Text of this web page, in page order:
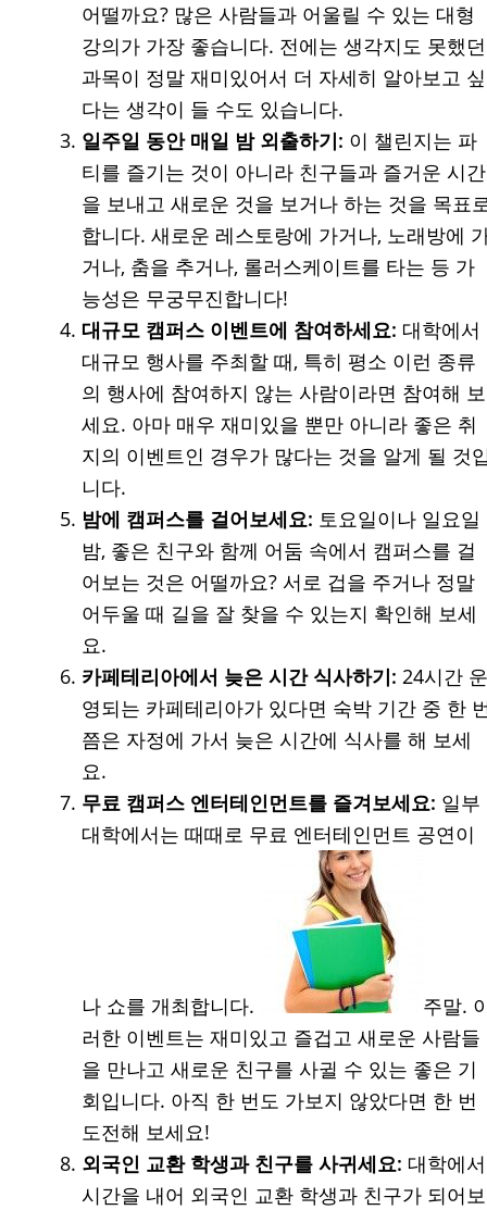
어떨까요? 많은 사람들과 어울릴 수 있는 대형
강의가 가장 좋습니다. 전에는 생각지도 못했던
과목이 정말 재미있어서 더 자세히 알아보고 싶
다는 생각이 들 수도 있습니다.
일주일 동안 매일 밤 외출하기: 이 챌린지는 파
티를 즐기는 것이 아니라 친구들과 즐거운 시간
을 보내고 새로운 것을 보거나 하는 것을 목표
합니다. 새로운 레스토랑에 가거나, 노래방에
거나, 춤을 추거나, 롤러스케이트를 타는 등 가
능성은 무궁무진합니다!
대규모 캠퍼스 이벤트에 참여하세요: 대학에서
대규모 행사를 주최할 때, 특히 평소 이런 종류
의 행사에 참여하지 않는 사람이라면 참여해 보
세요. 아마 매우 재미있을 뿐만 아니라 좋은 취
지의 이벤트인 경우가 많다는 것을 알게 될 것
니다.
밤에 캠퍼스를 걸어보세요: 토요일이나 일요일
밤, 좋은 친구와 함께 어둠 속에서 캠퍼스를 걸
어보는 것은 어떨까요? 서로 겁을 주거나 정말
어두울 때 길을 잘 찾을 수 있는지 확인해 보세
요.
카페테리아에서 늦은 시간 식사하기: 24시간 운
영되는 카페테리아가 있다면 숙박 기간 중 한
쯤은 자정에 가서 늦은 시간에 식사를 해 보세
요.
무료 캠퍼스 엔터테인먼트를 즐겨보세요: 일부
대학에서는 때때로 무료 엔터테인먼트 공연이
나 쇼를 개최합니다.
주말.
러한 이벤트는 재미있고 즐겁고 새로운 사람들
을 만나고 새로운 친구를 사귈 수 있는 좋은 기
회입니다. 아직 한 번도 가보지 않았다면 한 번
도전해 보세요!
외국인 교환 학생과 친구를 사귀세요: 대학에서
시간을 내어 외국인 교환 학생과 친구가 되어보